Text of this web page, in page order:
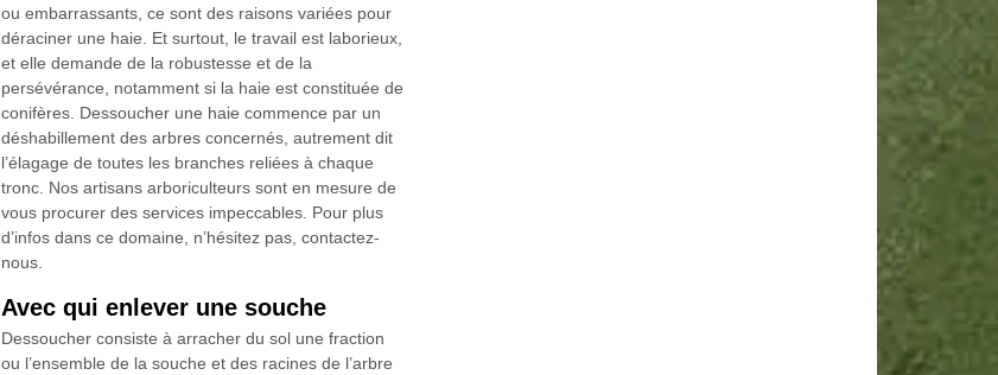
ou embarrassants, ce sont des raisons variées pour
déraciner une haie. Et surtout, le travail est laborieux,
et elle demande de la robustesse et de la
persévérance, notamment si la haie est constituée de
conifères. Dessoucher une haie commence par un
déshabillement des arbres concernés, autrement dit
l’élagage de toutes les branches reliées à chaque
tronc. Nos artisans arboriculteurs sont en mesure de
vous procurer des services impeccables. Pour plus
d’infos dans ce domaine, n’hésitez pas, contactez-
nous.
Avec qui enlever une souche
Dessoucher consiste à arracher du sol une fraction
ou l’ensemble de la souche et des racines de l’arbre